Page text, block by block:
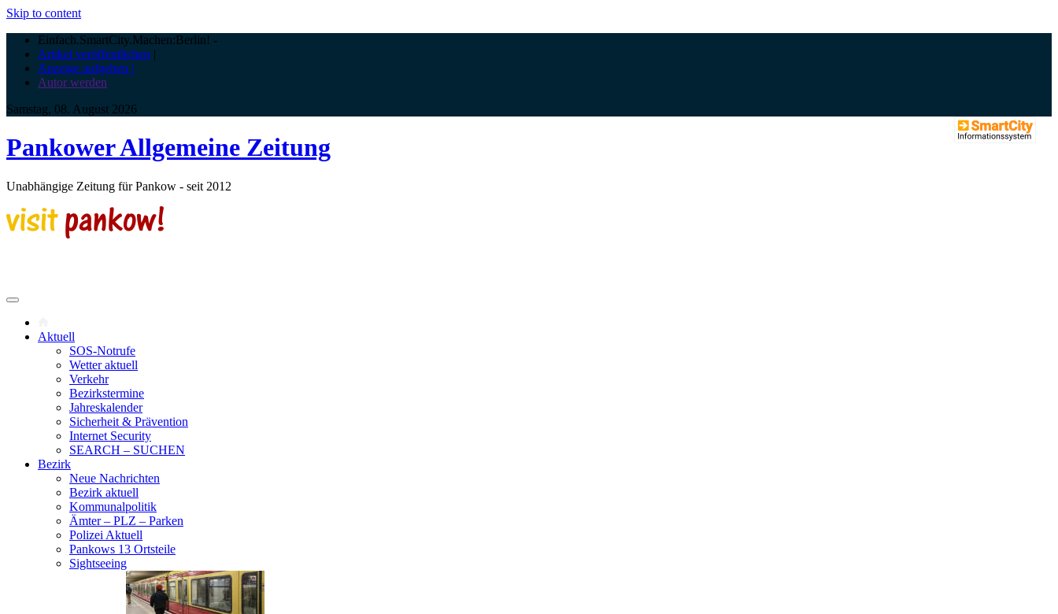
Skip to content
Einfach.SmartCity.Machen:Berlin! -
Artikel veröffentlichen |
Anzeige aufgeben |
Autor werden
Samstag, 08. August 2026
Pankower Allgemeine Zeitung
Unabhängige Zeitung für Pankow - seit 2012
Aktuell
SOS-Notrufe
Wetter aktuell
Verkehr
Bezirkstermine
Jahreskalender
Sicherheit & Prävention
Internet Security
SEARCH – SUCHEN
Bezirk
Neue Nachrichten
Bezirk aktuell
Kommunalpolitik
Ämter – PLZ – Parken
Polizei Aktuell
Pankows 13 Ortsteile
Sightseeing